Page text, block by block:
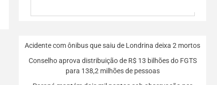
Acidente com ônibus que saiu de Londrina deixa 2 mortos
Conselho aprova distribuição de R$ 13 bilhões do FGTS
para 138,2 milhões de pessoas